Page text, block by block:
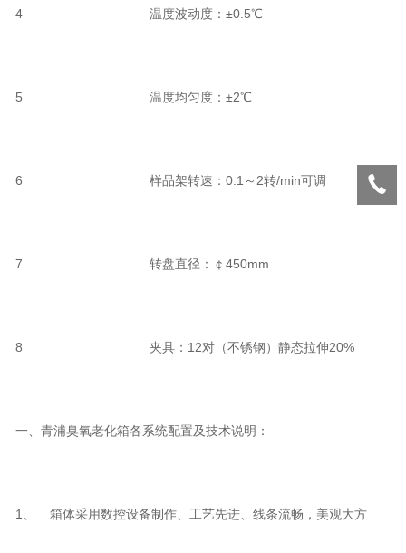
4 温度波动度：±0.5℃
5 温度均匀度：±2℃
6 样品架转速：0.1～2转/min可调
7 转盘直径：￠450mm
8 夹具：12对（不锈钢）静态拉伸20%
一、青浦臭氧老化箱各系统配置及技术说明：
1、 箱体采用数控设备制作、工艺先进、线条流畅，美观大方